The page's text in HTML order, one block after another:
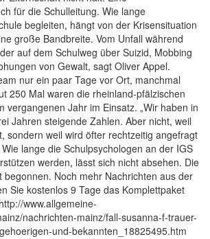
für die Schulleitung. Wie lange
begleiten, hängt von der Krisensituation
große Bandbreite. Vom Unfall während
auf dem Schulweg über Suizid, Mobbing
von Gewalt, sagt Oliver Appel.
nur ein paar Tage vor Ort, manchmal
250 Mal waren die rheinland-pfälzischen
vergangenen Jahr im Einsatz. „Wir haben in
Jahren steigende Zahlen. Aber nicht, weil
sondern weil wird öfter rechtzeitig angefragt
lange die Schulpsychologen an der IGS
werden, lässt sich nicht absehen. Die
begonnen. Noch mehr Nachrichten aus der
Sie kostenlos 9 Tage das Komplettpaket
www.allgemeine-
nachrichten-mainz/fall-susanna-f-trauer-
und-bekannten_18825495.htm